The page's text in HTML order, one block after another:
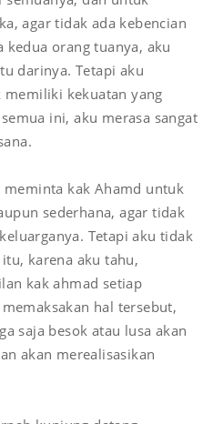
agar tidak ada kebencian
kedua orang tuanya, aku
darinya. Tetapi aku
memiliki kekuatan yang
ini, aku merasa sangat
meminta kak Ahamd untuk
sederhana, agar tidak
Tetapi aku tidak
karena aku tahu,
kak ahmad setiap
hal tersebut,
saja besok atau lusa akan
akan merealisasikan